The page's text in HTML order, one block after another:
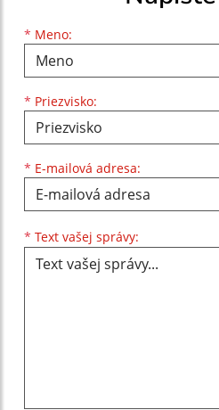
* Meno:
Meno
* Priezvisko:
Priezvisko
* E-mailová adresa:
E-mailová adresa
* Text vašej správy: